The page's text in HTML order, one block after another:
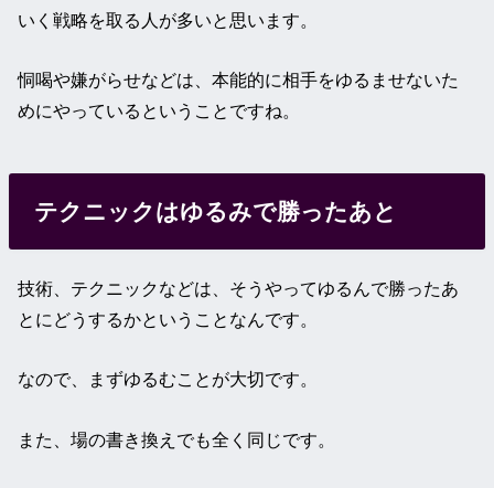
いく戦略を取る人が多いと思います。
恫喝や嫌がらせなどは、本能的に相手をゆるませないた
めにやっているということですね。
テクニックはゆるみで勝ったあと
技術、テクニックなどは、そうやってゆるんで勝ったあ
とにどうするかということなんです。
なので、まずゆるむことが大切です。
また、場の書き換えでも全く同じです。